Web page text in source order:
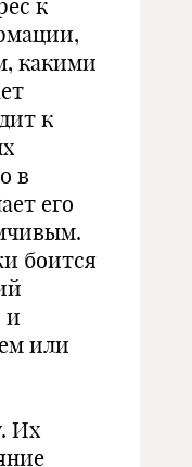
к
какими
к
в
его
боится
и
или
Их